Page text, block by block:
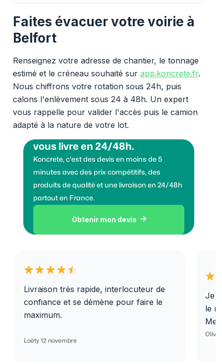
Faites évacuer votre voirie à
Belfort
Renseignez votre adresse de chantier, le tonnage
estimé et le créneau souhaité sur app.koncrete.fr.
Nous chiffrons votre rotation sous 24h, puis
calons l'enlèvement sous 24 à 48h. Un expert
vous rappelle pour valider l'accès puis le camion
adapté à la nature de votre lot.
vous livre en 24/48h.
Koncrete, c'est des devis en moins de 5
minutes avec des prix compétitifs, des
produits de qualité et une livraison en 24/48h
partout en France.
Obtenir mon devis 
Livraison très rapide, interlocuteur de
confiance et se démène pour faire le
maximum.
Laëty 12 novembre
Je
le